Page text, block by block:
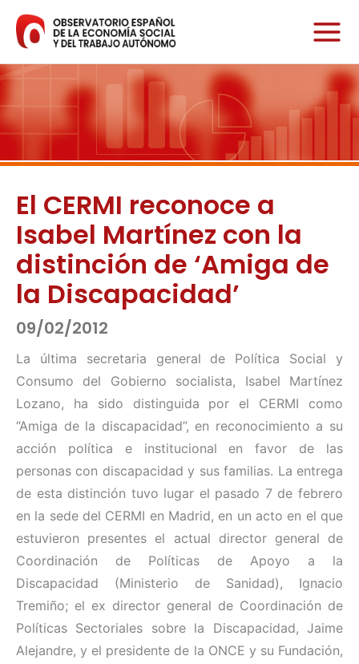
contenido
El CERMI reconoce a
Isabel Martínez con la
distinción de ‘Amiga de
la Discapacidad’
09/02/2012
La última secretaria general de Política Social y
Consumo del Gobierno socialista, Isabel Martínez
Lozano, ha sido distinguida por el CERMI como
“Amiga de la discapacidad”, en reconocimiento a su
acción política e institucional en favor de las
personas con discapacidad y sus familias. La entrega
de esta distinción tuvo lugar el pasado 7 de febrero
en la sede del CERMI en Madrid, en un acto en el que
estuvieron presentes el actual director general de
Coordinación de Políticas de Apoyo a la
Discapacidad (Ministerio de Sanidad), Ignacio
Tremiño; el ex director general de Coordinación de
Políticas Sectoriales sobre la Discapacidad, Jaime
Alejandre, y el presidente de la ONCE y su Fundación,